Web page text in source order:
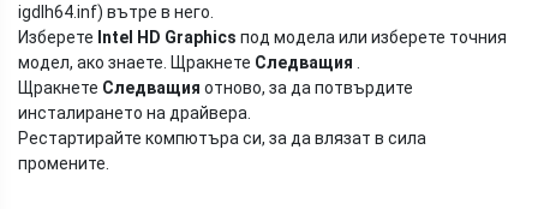
igdlh64.inf) вътре в него.
Изберете Intel HD Graphics под модела или изберете точния
модел, ако знаете. Щракнете Следващия
Щракнете Следващия отново, за да потвърдите
инсталирането на драйвера.
Рестартирайте компютъра си, за да влязат в сила
промените.